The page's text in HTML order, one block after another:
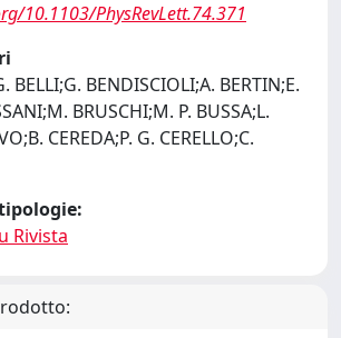
10.1103/PhysRevLett.74.371
BELLI;G. BENDISCIOLI;A. BERTIN;E.
BRUSCHI;M. P. BUSSA;L.
CEREDA;P. G. CERELLO;C.
Rivista